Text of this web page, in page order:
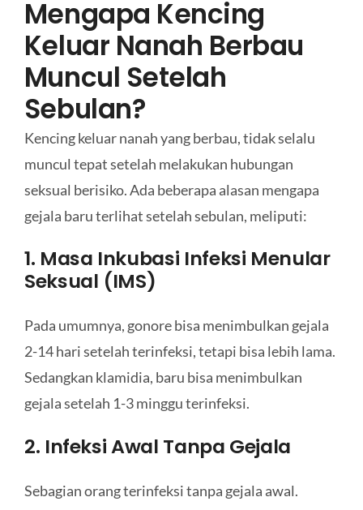
Mengapa Kencing
Keluar Nanah Berbau
Muncul Setelah
Sebulan?
Kencing keluar nanah yang berbau, tidak selalu
muncul tepat setelah melakukan hubungan
seksual berisiko. Ada beberapa alasan mengapa
gejala baru terlihat setelah sebulan, meliputi:
1. Masa Inkubasi Infeksi Menular
Seksual (IMS)
Pada umumnya, gonore bisa menimbulkan gejala
2-14 hari setelah terinfeksi, tetapi bisa lebih lama.
Sedangkan klamidia, baru bisa menimbulkan
gejala setelah 1-3 minggu terinfeksi.
2. Infeksi Awal Tanpa Gejala
Sebagian orang terinfeksi tanpa gejala awal.